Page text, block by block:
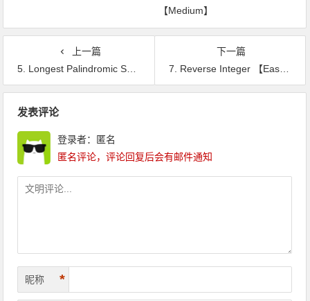
【Medium】
上一篇
5. Longest Palindromic Substring 【Medium】
下一篇
7. Reverse Integer 【Easy】
发表评论
登录者：匿名
匿名评论，评论回复后会有邮件通知
昵称 *